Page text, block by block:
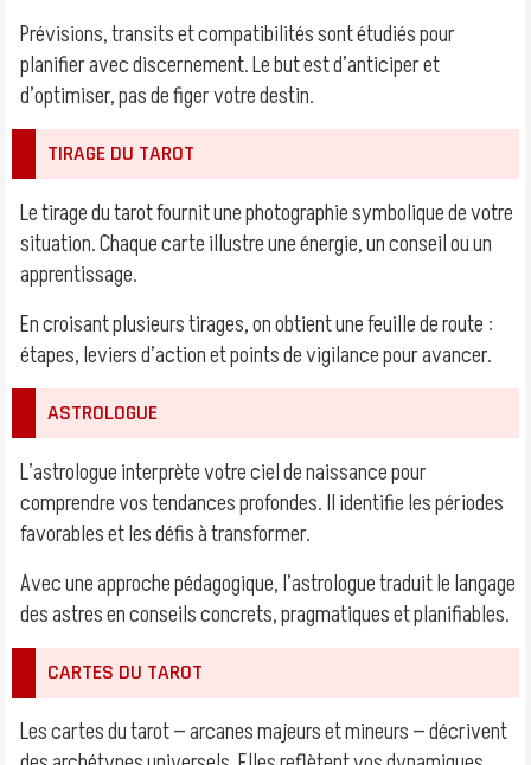
Prévisions, transits et compatibilités sont étudiés pour
planifier avec discernement. Le but est d’anticiper et
d’optimiser, pas de figer votre destin.
TIRAGE DU TAROT
Le tirage du tarot fournit une photographie symbolique de votre
situation. Chaque carte illustre une énergie, un conseil ou un
apprentissage.
En croisant plusieurs tirages, on obtient une feuille de route :
étapes, leviers d’action et points de vigilance pour avancer.
ASTROLOGUE
L’astrologue interprète votre ciel de naissance pour
comprendre vos tendances profondes. Il identifie les périodes
favorables et les défis à transformer.
Avec une approche pédagogique, l’astrologue traduit le langage
des astres en conseils concrets, pragmatiques et planifiables.
CARTES DU TAROT
Les cartes du tarot — arcanes majeurs et mineurs — décrivent